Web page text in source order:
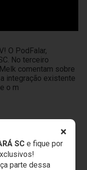
×
SCe fique por
parte dessa
O PodFalar,
No terceiro
comentam sobre
integração existente
o m